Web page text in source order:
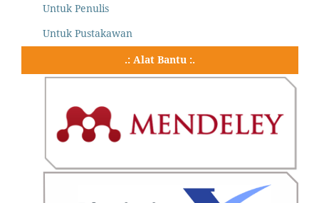
Untuk Penulis
Untuk Pustakawan
.: Alat Bantu :.